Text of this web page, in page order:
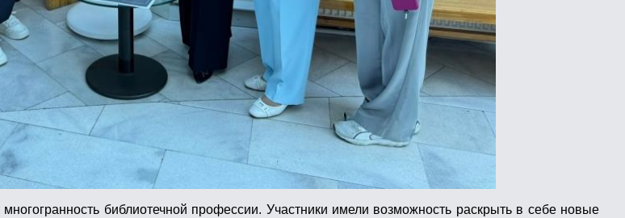
библиотечной профессии. Участники имели возможность раскрыть в себе новые